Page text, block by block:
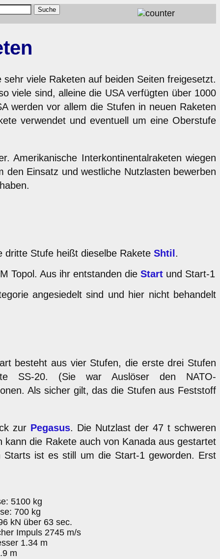
viele Raketen auf beiden Seiten freigesetzt.
viele sind, alleine die USA verfügten über 1000
werden vor allem die Stufen in neuen Raketen
verwendet und eventuell um eine Oberstufe
Amerikanische Interkontinentalraketen wiegen
Einsatz und westliche Nutzlasten bewerben
dritte Stufe heißt dieselbe Rakete Shtil.
Topol. Aus ihr entstanden die Start und Start-1
angesiedelt sind und hier nicht behandelt
besteht aus vier Stufen, die erste drei Stufen
SS-20. (Sie war Auslöser den NATO-
Als sicher gilt, das die Stufen aus Feststoff
zur Pegasus. Die Nutzlast der 47 t schweren
die Rakete auch von Kanada aus gestartet
ist es still um die Start-1 geworden. Erst
5100 kg
700 kg
kN über 63 sec.
Impuls 2745 m/s
1.34 m
m